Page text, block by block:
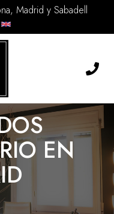
Madrid y Sabadell
EN